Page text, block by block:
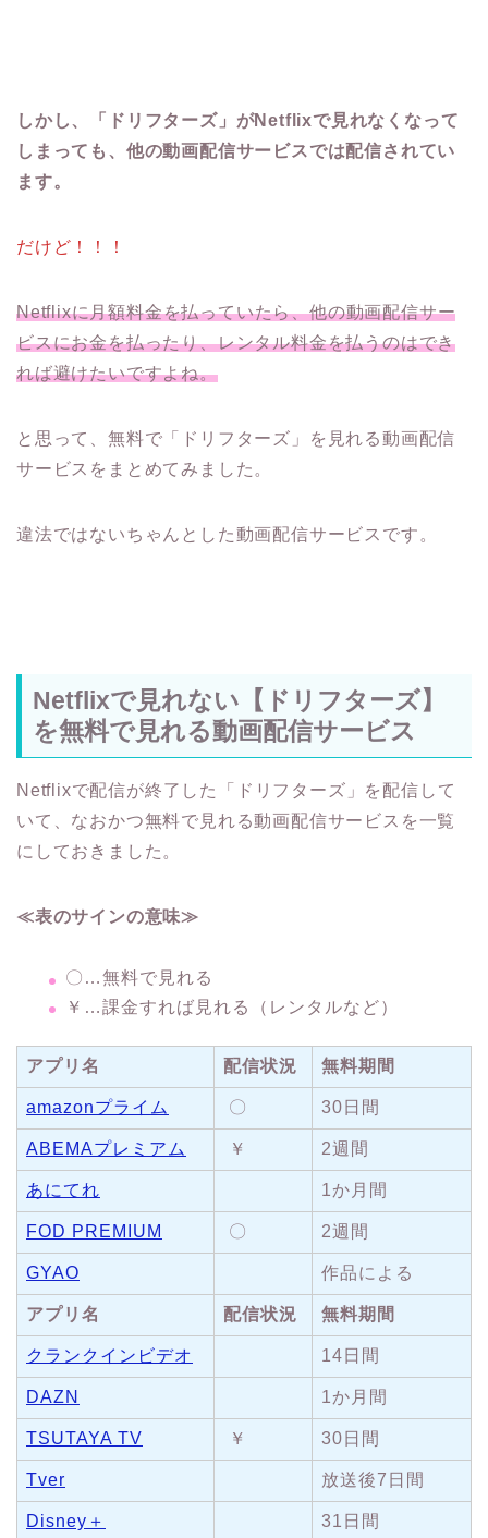
しかし、「ドリフターズ」がNetflixで見れなくなって
しまっても、他の動画配信サービスでは配信されてい
ます。
だけど！！！
Netflixに月額料金を払っていたら、他の動画配信サー
ビスにお金を払ったり、レンタル料金を払うのはでき
れば避けたいですよね。
と思って、無料で「ドリフターズ」を見れる動画配信
サービスをまとめてみました。
違法ではないちゃんとした動画配信サービスです。
Netflixで見れない【ドリフターズ】
を無料で見れる動画配信サービス
Netflixで配信が終了した「ドリフターズ」を配信して
いて、なおかつ無料で見れる動画配信サービスを一覧
にしておきました。
≪表のサインの意味≫
〇…無料で見れる
￥…課金すれば見れる（レンタルなど）
アプリ名 配信状況 無料期間
amazonプライム 〇 30日間
ABEMAプレミアム ￥ 2週間
あにてれ 1か月間
FOD PREMIUM 〇 2週間
GYAO 作品による
アプリ名 配信状況 無料期間
クランクインビデオ 14日間
DAZN 1か月間
TSUTAYA TV ￥ 30日間
Tver 放送後7日間
Disney＋ 31日間